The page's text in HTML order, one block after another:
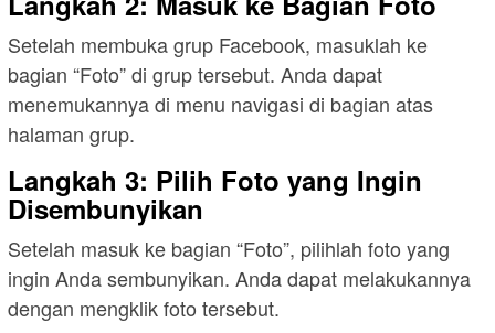
Setelah membuka grup Facebook, masuklah ke
bagian “Foto” di grup tersebut. Anda dapat
menemukannya di menu navigasi di bagian atas
halaman grup.
Langkah 3: Pilih Foto yang Ingin
Disembunyikan
Setelah masuk ke bagian “Foto”, pilihlah foto yang
ingin Anda sembunyikan. Anda dapat melakukannya
dengan mengklik foto tersebut.